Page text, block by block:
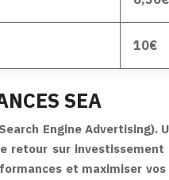
10€
SEA
Engine
retour sur
et maximiser